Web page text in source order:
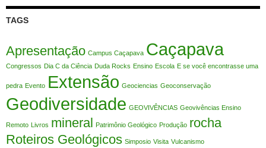
TAGS
Apresentação Campus Caçapava Caçapava
Congressos Dia C da Ciência Duda Rocks Ensino Escola E se você encontrasse uma
pedra Evento Extensão Geociencias Geoconservação
Geodiversidade GEOVIVÊNCIAS Geovivências Ensino
Remoto Livros mineral Patrimônio Geológico Produção rocha
Roteiros Geológicos Simposio Visita Vulcanismo